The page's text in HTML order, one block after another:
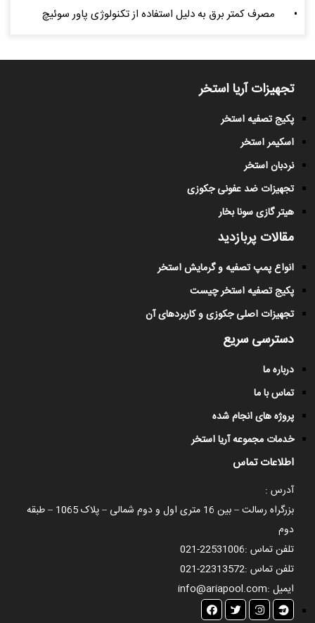
•
مصرف کمتر برق به دلیل استفاده از تکنولوژی پاور سوئیچ
تجهیزات آریا استخر
پکیج تصفیه استخر
اسکیمر استخر
نردبان استخر
تجهیزات ضد عفونی جکوزی
هیتر گازی سونا بخار
مقالات پربازدید
انواع پمپ تصفیه و گرمایش استخر
پکیج تصفیه استخر چیست
تجهیزات اصلی جکوزی و کاربردهای آن
دسترسی سریع
درباره ما
تماس با ما
پروژه های انجام شده
خدمات مجموعه آریا استخر
اطلاعات تماس
آدرس :
بزرگراه رسالت – بین 16 متری اول و دوم شمالی – پلاک 1065 – طبقه
دوم
تلفن تماس :021-22531006
تلفن تماس :021-22313572
ایمیل :info@ariapool.com